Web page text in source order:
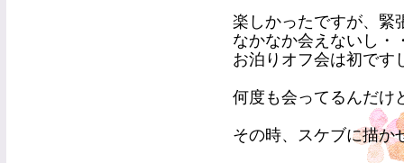
楽しかったですが、緊
なかなか会えないし・
お泊りオフ会は初です
何度も会ってるんだけ
その時、スケブに描か